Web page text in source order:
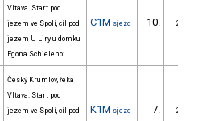
Vltava. Start pod
jezem ve Spolí, cíl pod
jezem U Liry u domku
Egona Schieleho:
C1M sjezd 10. 2/ZM
Český Krumlov, řeka
Vltava. Start pod
jezem ve Spolí, cíl pod
K1M sjezd 7. 2/ZM